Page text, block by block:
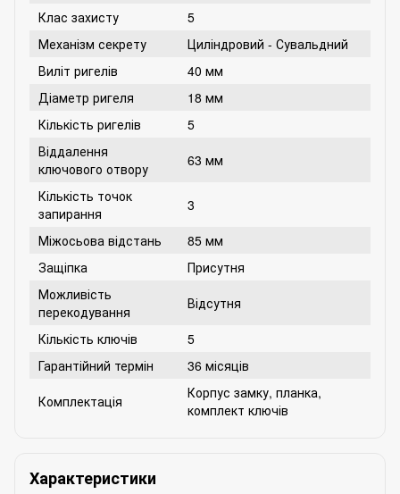
Клас захисту
5
Механізм секрету
Циліндровий - Сувальдний
Виліт ригелів
40 мм
Діаметр ригеля
18 мм
Кількість ригелів
5
Віддалення
ключового отвору
63 мм
Кількість точок
запирання
3
Міжосьова відстань
85 мм
Защіпка
Присутня
Можливість
перекодування
Відсутня
Кількість ключів
5
Гарантійний термін
36 місяців
Комплектація
Корпус замку, планка,
комплект ключів
Характеристики